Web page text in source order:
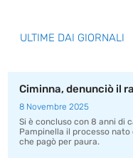
ULTIME DAI GIORNALI
Ciminna, denunciò il
8 Novembre 2025
Si è concluso con 8 anni di
Pampinella il processo
che pagò per paura.